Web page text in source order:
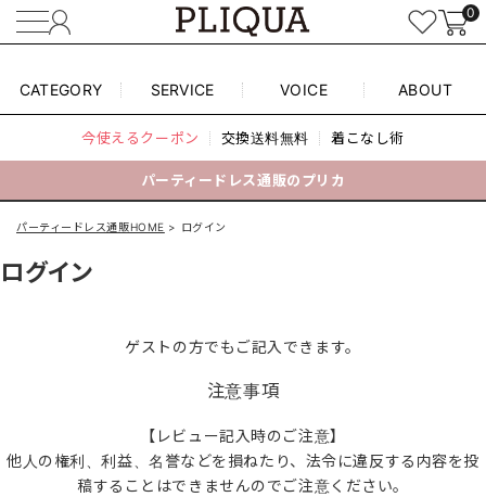
0
CATEGORY SERVICE VOICE ABOUT
今使えるクーポン 交換送料無料 着こなし術
パーティードレス通販のプリカ
パーティードレス通販HOME ログイン
ログイン
ゲストの方でもご記入できます。
注意事項
【レビュー記入時のご注意】
他人の権利、利益、名誉などを損ねたり、法令に違反する内容を投
稿することはできませんのでご注意ください。